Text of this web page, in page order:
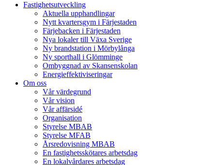
Fastighetsutveckling
Aktuella upphandlingar
Nytt kvartersgym i Färjestaden
Färjebacken i Färjestaden
Nya lokaler till Växa Sverige
Ny brandstation i Mörbylånga
Ny sporthall i Glömminge
Ombyggnad av Skansenskolan
Energieffektiviseringar
Om oss
Vår värdegrund
Vår vision
Vår affärsidé
Organisation
Styrelse MBAB
Styrelse MFAB
Årsredovisning MBAB
En fastighetsskötares arbetsdag
En lokalvårdares arbetsdag